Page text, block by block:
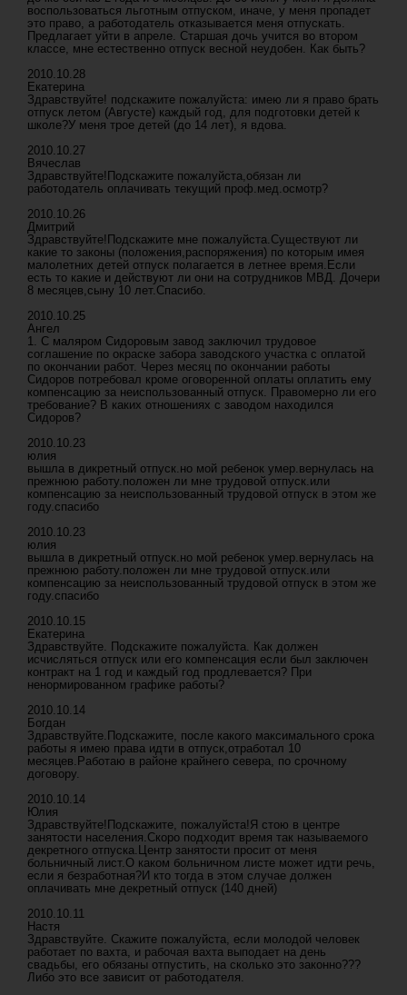
воспользоваться льготным отпуском, иначе, у меня пропадет
это право, а работодатель отказывается меня отпускать.
Предлагает уйти в апреле. Старшая дочь учится во втором
классе, мне естественно отпуск весной неудобен. Как быть?
2010.10.28
Екатерина
Здравствуйте! подскажите пожалуйста: имею ли я право брать
отпуск летом (Августе) каждый год, для подготовки детей к
школе?У меня трое детей (до 14 лет), я вдова.
2010.10.27
Вячеслав
Здравствуйте!Подскажите пожалуйста,обязан ли
работодатель оплачивать текущий проф.мед.осмотр?
2010.10.26
Дмитрий
Здравствуйте!Подскажите мне пожалуйста.Существуют ли
какие то законы (положения,распоряжения) по которым имея
малолетних детей отпуск полагается в летнее время.Если
есть то какие и действуют ли они на сотрудников МВД. Дочери
8 месяцев,сыну 10 лет.Спасибо.
2010.10.25
Ангел
1. С маляром Сидоровым завод заключил трудовое
соглашение по окраске забора заводского участка с оплатой
по окончании работ. Через месяц по окончании работы
Сидоров потребовал кроме оговоренной оплаты оплатить ему
компенсацию за неиспользованный отпуск. Правомерно ли его
требование? В каких отношениях с заводом находился
Сидоров?
2010.10.23
юлия
вышла в дикретный отпуск.но мой ребенок умер.вернулась на
прежнюю работу.положен ли мне трудовой отпуск.или
компенсацию за неиспользованный трудовой отпуск в этом же
году.спасибо
2010.10.23
юлия
вышла в дикретный отпуск.но мой ребенок умер.вернулась на
прежнюю работу.положен ли мне трудовой отпуск.или
компенсацию за неиспользованный трудовой отпуск в этом же
году.спасибо
2010.10.15
Екатерина
Здравствуйте. Подскажите пожалуйста. Как должен
исчисляться отпуск или его компенсация если был заключен
контракт на 1 год и каждый год продлевается? При
ненормированном графике работы?
2010.10.14
Богдан
Здравствуйте.Подскажите, после какого максимального срока
работы я имею права идти в отпуск,отработал 10
месяцев.Работаю в районе крайнего севера, по срочному
договору.
2010.10.14
Юлия
Здравствуйте!Подскажите, пожалуйста!Я стою в центре
занятости населения.Скоро подходит время так называемого
декретного отпуска.Центр занятости просит от меня
больничный лист.О каком больничном листе может идти речь,
если я безработная?И кто тогда в этом случае должен
оплачивать мне декретный отпуск (140 дней)
2010.10.11
Настя
Здравствуйте. Скажите пожалуйста, если молодой человек
работает по вахта, и рабочая вахта выподает на день
свадьбы, его обязаны отпустить, на сколько это законно???
Либо это все зависит от работодателя.